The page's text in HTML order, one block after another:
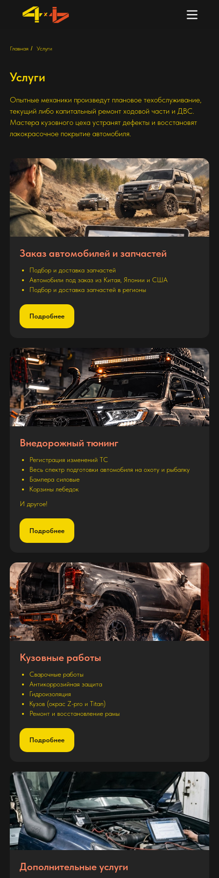
Главная / Услуги
Услуги
Опытные механики произведут плановое техобслуживание,
текущий либо капитальный ремонт ходовой части и ДВС.
Мастера кузовного цеха устранят дефекты и восстановят
лакокрасочное покрытие автомобиля.
Заказ автомобилей и запчастей
Подбор и доставка запчастей
Автомобили под заказ из Китая, Японии и США
Подбор и доставка запчастей в регионы
Подробнее
Внедорожный тюнинг
Регистрация изменений ТС
Весь спектр подготовки автомобиля на охоту и рыбалку
Бампера силовые
Корзины лебедок
И другое!
Подробнее
Кузовные работы
Сварочные работы
Антикоррозийная защита
Гидроизоляция
Кузов (окрас Z-pro и Titan)
Ремонт и восстановление рамы
Подробнее
Дополнительные услуги